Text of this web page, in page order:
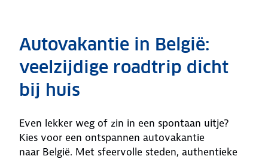
Autovakantie in België:
veelzijdige roadtrip dicht
bij huis
Even lekker weg of zin in een spontaan uitje?
Kies voor een ontspannen autovakantie
naar België. Met sfeervolle steden, authentieke